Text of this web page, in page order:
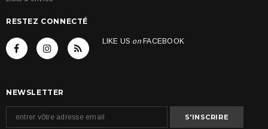
RESTEZ CONNECTÉ
LIKE US onFACEBOOK
NEWSLETTER